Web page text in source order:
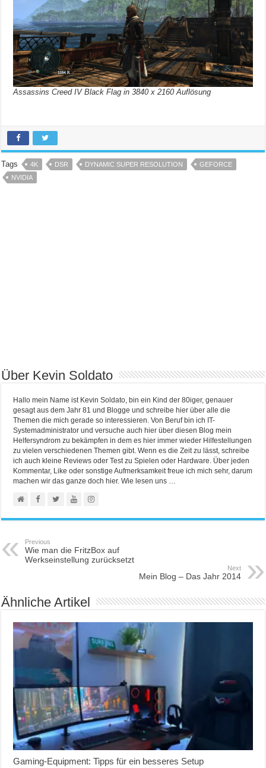
Assassins Creed IV Black Flag in 3840 x 2160 Auflösung
Tags 4K DSR DYNAMIC SUPER RESOLUTION
GEFORCE
NVIDIA
Über Kevin Soldato
Hallo mein Name ist Kevin Soldato, bin ein Kind der 80iger, genauer
gesagt aus dem Jahr 81 und Blogge und schreibe hier über alle die
Themen die mich gerade so interessieren. Von Beruf bin ich IT-
Systemadministrator und versuche auch hier über diesen Blog mein
Helfersyndrom zu bekämpfen in dem es hier immer wieder Hilfestellungen
zu vielen verschiedenen Themen gibt. Wenn es die Zeit zu lässt, schreibe
ich auch kleine Reviews oder Test zu Spielen oder Hardware. Über jeden
Kommentar, Like oder sonstige Aufmerksamkeit freue ich mich sehr, darum
machen wir das ganze doch hier. Wie lesen uns …
Previous
Wie man die FritzBox auf
Werkseinstellung zurücksetzt
Next
Mein Blog – Das Jahr 2014
Ähnliche Artikel
Gaming-Equipment: Tipps für ein besseres Setup